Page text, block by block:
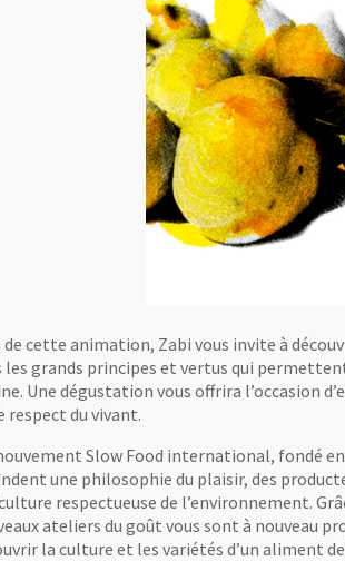
de cette animation, Zabi vous invite à
les grands principes et vertus qui
Une dégustation vous offrira l’occasion
respect du vivant.
Slow Food international, fondé
une philosophie du plaisir, des
respectueuse de l’environnement.
ateliers du goût vous sont à nouveau
la culture et les variétés d’un aliment